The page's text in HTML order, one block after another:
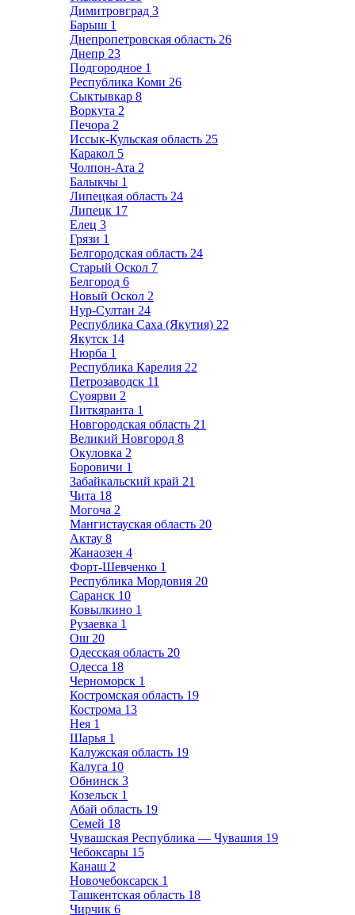
Димитровград 3
Барыш 1
Днепропетровская область 26
Днепр 23
Подгородное 1
Республика Коми 26
Сыктывкар 8
Воркута 2
Печора 2
Иссык-Кульская область 25
Каракол 5
Чолпон-Ата 2
Балыкчы 1
Липецкая область 24
Липецк 17
Елец 3
Грязи 1
Белгородская область 24
Старый Оскол 7
Белгород 6
Новый Оскол 2
Нур-Султан 24
Республика Саха (Якутия) 22
Якутск 14
Нюрба 1
Республика Карелия 22
Петрозаводск 11
Суоярви 2
Питкяранта 1
Новгородская область 21
Великий Новгород 8
Окуловка 2
Боровичи 1
Забайкальский край 21
Чита 18
Могоча 2
Мангистауская область 20
Актау 8
Жанаозен 4
Форт-Шевченко 1
Республика Мордовия 20
Саранск 10
Ковылкино 1
Рузаевка 1
Ош 20
Одесская область 20
Одесса 18
Черноморск 1
Костромская область 19
Кострома 13
Нея 1
Шарья 1
Калужская область 19
Калуга 10
Обнинск 3
Козельск 1
Абай область 19
Семей 18
Чувашская Республика — Чувашия 19
Чебоксары 15
Канаш 2
Новочебоксарск 1
Ташкентская область 18
Чирчик 6